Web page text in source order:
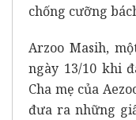
chống cưỡng
Arzoo Masih,
ngày 13/10 khi
Cha mẹ của
đưa ra những